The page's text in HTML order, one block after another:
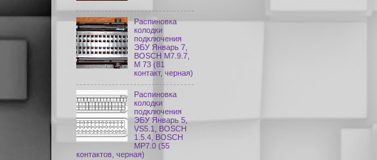
Распиновка
колодки
подключения
ЭБУ Январь 7,
BOSCH M7.9.7,
М 73 (81
контакт, черная)
Распиновка
колодки
подключения
ЭБУ Январь 5,
VS5.1, BOSCH
1.5.4, BOSCH
MP7.0 (55
контактов, черная)